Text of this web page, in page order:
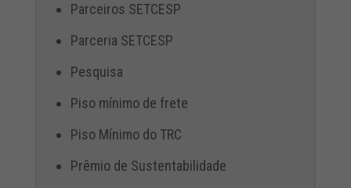
Parceiros SETCESP
Parceria SETCESP
Pesquisa
Piso mínimo de frete
Piso Mínimo do TRC
Prêmio de Sustentabilidade